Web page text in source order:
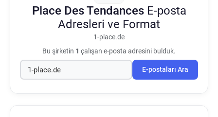
Place Des Tendances E-posta
Adresleri ve Format
1-place.de
Bu şirketin 1 çalışan e-posta adresini bulduk.
E-postaları Ara